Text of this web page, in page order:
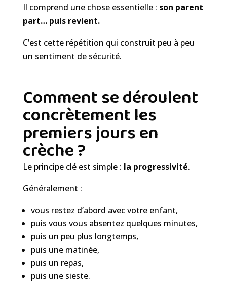
Il comprend une chose essentielle : son parent
part… puis revient.
C’est cette répétition qui construit peu à peu
un sentiment de sécurité.
Comment se déroulent
concrètement les
premiers jours en
crèche ?
Le principe clé est simple : la progressivité.
Généralement :
vous restez d’abord avec votre enfant,
puis vous vous absentez quelques minutes,
puis un peu plus longtemps,
puis une matinée,
puis un repas,
puis une sieste.